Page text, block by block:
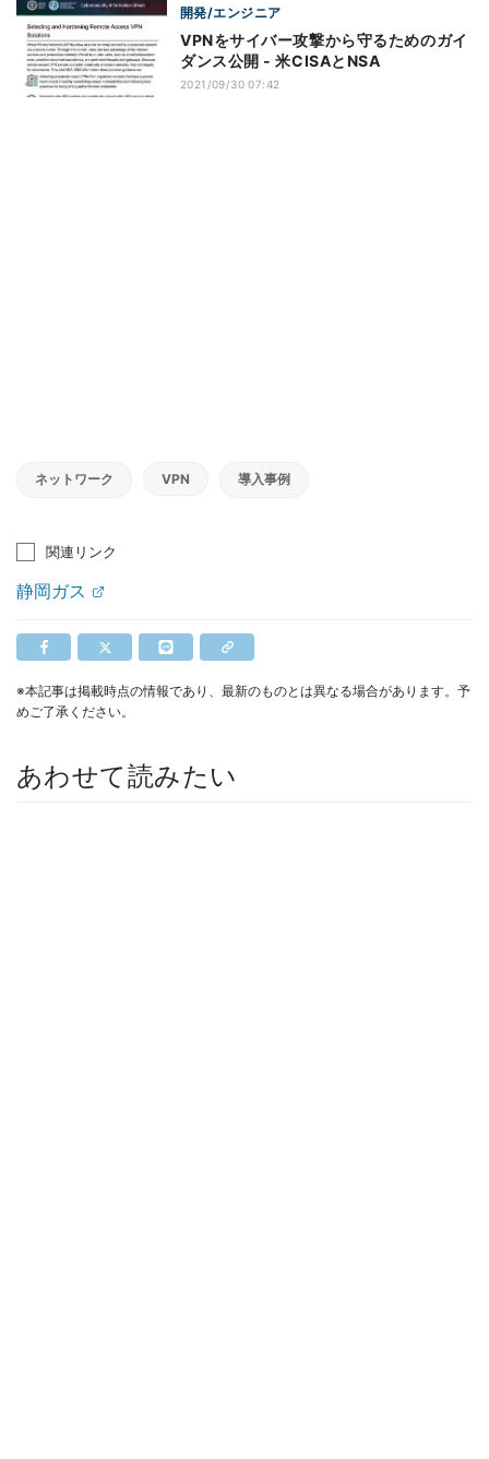
開発/エンジニア
VPNをサイバー攻撃から守るためのガイ
ダンス公開 - 米CISAとNSA
2021/09/30 07:42
ネットワーク VPN 導入事例
関連リンク
静岡ガス
※本記事は掲載時点の情報であり、最新のものとは異なる場合があります。予
めご了承ください。
あわせて読みたい